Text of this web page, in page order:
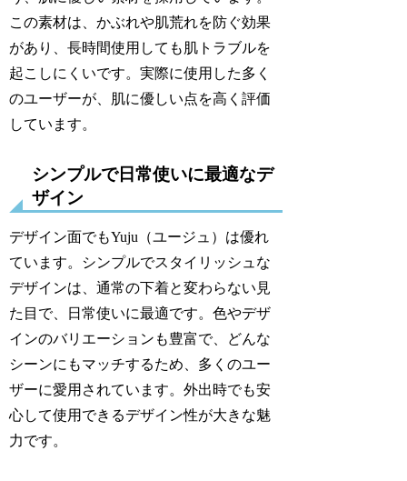
この素材は、かぶれや肌荒れを防ぐ効果
があり、長時間使用しても肌トラブルを
起こしにくいです。実際に使用した多く
のユーザーが、肌に優しい点を高く評価
しています。
シンプルで日常使いに最適なデ
ザイン
デザイン面でもYuju（ユージュ）は優れ
ています。シンプルでスタイリッシュな
デザインは、通常の下着と変わらない見
た目で、日常使いに最適です。色やデザ
インのバリエーションも豊富で、どんな
シーンにもマッチするため、多くのユー
ザーに愛用されています。外出時でも安
心して使用できるデザイン性が大きな魅
力です。